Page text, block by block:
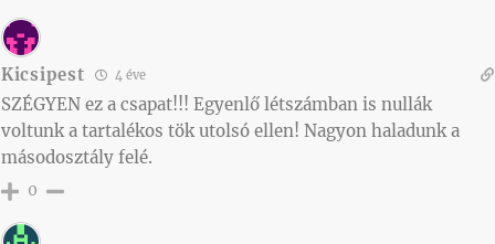
Kicsipest 4 éve
SZÉGYEN ez a csapat!!! Egyenlő létszámban is nullák
voltunk a tartalékos tök utolsó ellen! Nagyon haladunk a
másodosztály felé.
0